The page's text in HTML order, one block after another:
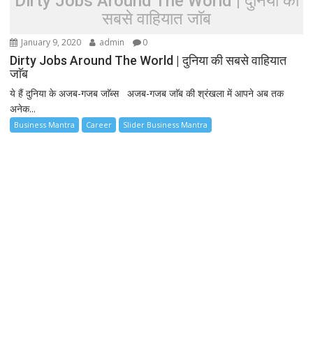
सबसे वाहियात जाॅब
January 9, 2020 admin 0
Dirty Jobs Around The World | दुनिया की सबसे वाहियात
जाॅब
ये हैं दुनिया के अजब-गजब जाॅब्स अजब-गजब जाॅब की श्रंखला में आपने अब तक
अनेक...
Business Mantra Career Slider Business Mantra